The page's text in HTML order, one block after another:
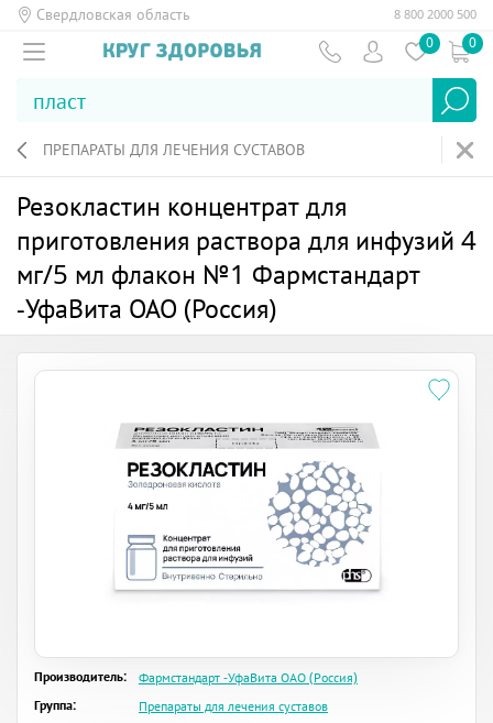
Свердловская область 8 800 2000 500
0 0
ПРЕПАРАТЫ ДЛЯ ЛЕЧЕНИЯ СУСТАВОВ
Резокластин концентрат для
приготовления раствора для инфузий 4
мг/5 мл флакон №1 Фармстандарт
-УфаВита ОАО (Россия)
Производитель:
Фармстандарт -УфаВита ОАО (Россия)
Группа:
Препараты для лечения суставов